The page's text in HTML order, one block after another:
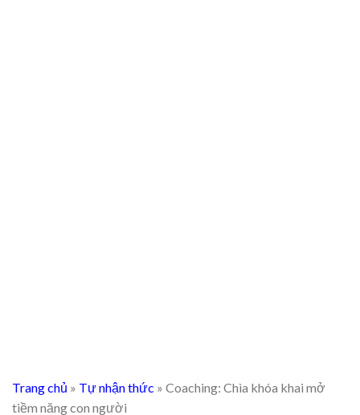
Trang chủ » Tự nhận thức » Coaching: Chìa khóa khai mở
tiềm năng con người